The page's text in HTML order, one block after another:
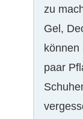
zu
Gel,
können
paar